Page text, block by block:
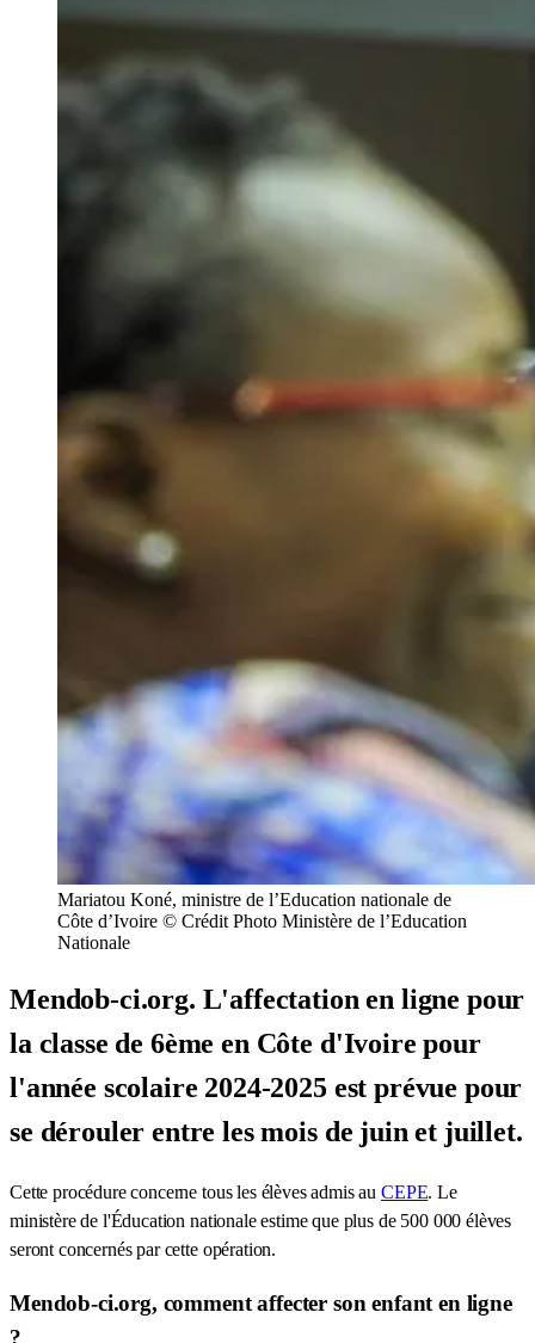
Mariatou Koné, ministre de l’Education nationale de
Côte d’Ivoire © Crédit Photo Ministère de l’Education
Nationale
Mendob-ci.org. L'affectation en ligne pour
la classe de 6ème en Côte d'Ivoire pour
l'année scolaire 2024-2025 est prévue pour
se dérouler entre les mois de juin et juillet.
Cette procédure concerne tous les élèves admis au CEPE. Le
ministère de l'Éducation nationale estime que plus de 500 000 élèves
seront concernés par cette opération.
Mendob-ci.org, comment affecter son enfant en ligne